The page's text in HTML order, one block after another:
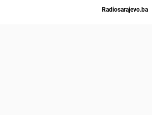
Radiosarajevo.ba